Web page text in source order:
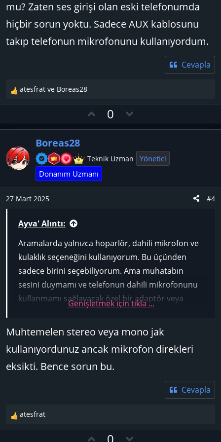
mu? Zaten ses girişi olan eski telefonumda
hiçbir sorun yoktu. Sadece AUX kablosunu
takıp telefonun mikrofonunu kullanıyordum.
Cevapla
T
e
k
e
r
atesfrat ve Boreas28
O
y
0
o
n
v
t
Boreas28
Teknik Uzman
Yönetici
Donanım Uzmanı
27 Mart 2025 #4
Ayva' Alıntı:
Aramalarda yalnızca hoparlör, dahili mikrofon ve
kulaklık seçeneğini kullanıyorum. Bu üçünden
sadece birini seçebiliyorum. Ama muhatabın
sesini duymamı ve telefonun dahili mikrofonunu
kullanmamı sağlayacak özel bir adaptör veya
bilmediğim bir şey yok mu? Zaten ses girişi olan
eski telefonumda hiçbir sorun yoktu. Sadece AUX
kablosunu takıp telefonun mikrofonunu
kullanıyordum.
Genişletmek için tıkla ...
Muhtemelen stereo veya mono jak
kullanıyordunuz ancak mikrofon direkleri
eksikti. Bence sorun bu.
Cevapla
T
e
atesfrat
O0